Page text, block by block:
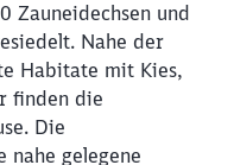
Zauneidechsen und
Nahe der
Habitate mit Kies,
finden die
Die
nahe gelegene